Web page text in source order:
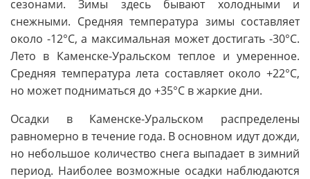
сезонами. Зимы здесь бывают холодными и
снежными. Средняя температура зимы составляет
около -12°C, а максимальная может достигать -30°C.
Лето в Каменске-Уральском теплое и умеренное.
Средняя температура лета составляет около +22°C,
но может подниматься до +35°C в жаркие дни.
Осадки в Каменске-Уральском распределены
равномерно в течение года. В основном идут дожди,
но небольшое количество снега выпадает в зимний
период. Наиболее возможные осадки наблюдаются